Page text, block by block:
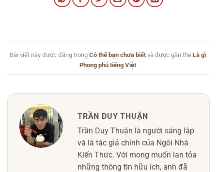
Bài viết này được đăng trong Có thể bạn chưa biếtvà được gắn thẻ Là gì
Phong phú tiếng Việt.
TRẦN DUY THUẬN
Trần Duy Thuận là người sáng lập
và là tác giả chính của Ngôi Nhà
Kiến Thức. Với mong muốn lan tỏa
những thông tin hữu ích, anh đã